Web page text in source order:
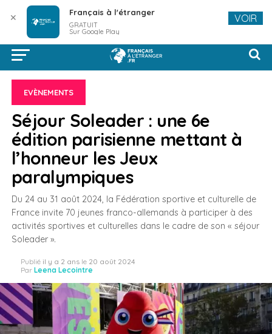
EVÈNEMENTS
Séjour Soleader : une 6e
édition parisienne mettant à
l’honneur les Jeux
paralympiques
Du 24 au 31 août 2024, la Fédération sportive et culturelle de
France invite 70 jeunes franco-allemands à participer à des
activités sportives et culturelles dans le cadre de son « séjour
Soleader ».
Publié il y a 2 ans le 20 août 2024
Par Leena Lecointre
✕ Français à l'étranger
GRATUIT
Sur Google Play
VOIR